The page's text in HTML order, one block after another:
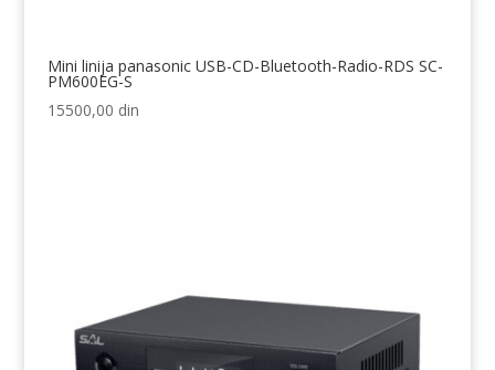
Mini linija panasonic USB-CD-Bluetooth-Radio-RDS SC-
PM600EG-S
15500,00 din